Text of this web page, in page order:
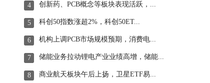
4 创新药、PCB概念等板块表现活跃，...
5 科创50指数涨超2%，科创50ET...
6 机构上调PCB市场规模预期，消费电...
7 储能业务拉动锂电产业业绩高增，储能...
8 商业航天板块午后上扬，卫星ETF易...